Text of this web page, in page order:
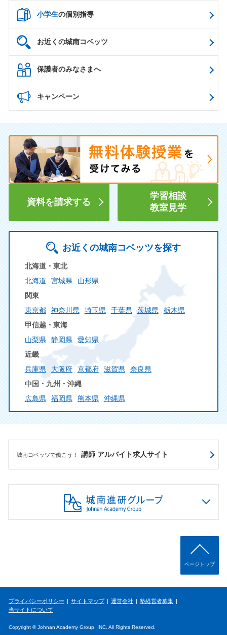
小学生の個別指導
お近くの城南コベッツ
保護者のみなさまへ
キャンペーン
資料を請求する
学習相談
教室見学
お近くの城南コベッツを探す
北海道・東北
北海道
宮城県
山形県
関東
東京都
神奈川県 埼玉県 千葉県 茨城県
栃木県
甲信越・東海
山梨県
静岡県
愛知県
近畿
兵庫県
大阪府 京都府 滋賀県
奈良県
中国・九州・沖縄
広島県
福岡県 熊本県 沖縄県
城南コベッツで働こう！ 講師 アルバイト求人サイト
ページトップ
プライバシーポリシー サイトマップ 運営会社
塾経営者募集
当サイトについて
Copyright © Johnan Academy Group, INC. All Rights Reserved.